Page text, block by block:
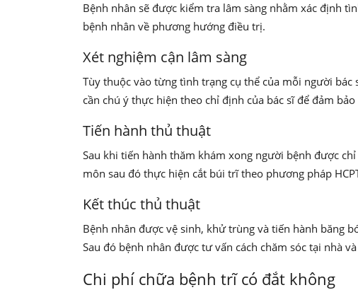
Bệnh nhân sẽ được kiểm tra lâm sàng nhằm xác định
bệnh nhân về phương hướng điều trị.
Xét nghiệm cận lâm sàng
Tùy thuộc vào từng tình trạng cụ thể của mỗi người bác
cần chú ý thực hiện theo chỉ định của bác sĩ để đảm
Tiến hành thủ thuật
Sau khi tiến hành thăm khám xong người bệnh được
môn sau đó thực hiện cắt búi trĩ theo phương pháp
Kết thúc thủ thuật
Bệnh nhân được vệ sinh, khử trùng và tiến hành băng
Sau đó bệnh nhân được tư vấn cách chăm sóc tại nhà
Chi phí chữa bệnh trĩ có đắt không